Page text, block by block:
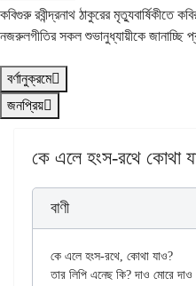
কবিগুরু রবীন্দ্রনাথ ঠাকুরের মৃত্যুবার্ষিকীতে
নজরুলগীতির সকল শুভানুধ্যায়ীকে জানাচ্ছি
বর্ণানুক্রমে
জনপ্রিয়
কে এলে হংস-রথে কোথা
বাণী
কে এলে হংস-রথে, কোথা যাও?
তার লিপি এনেছ কি? দাও মোরে